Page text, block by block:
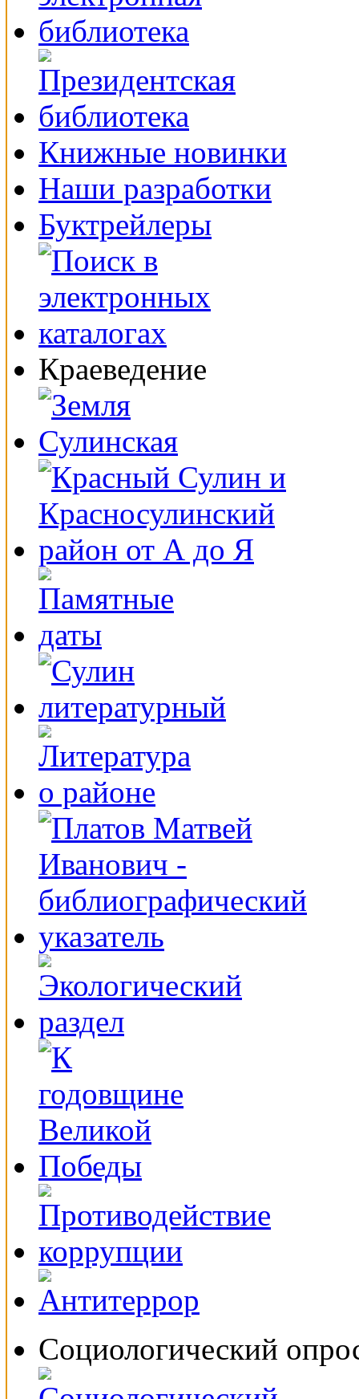
Книжные новинки
Наши разработки
Буктрейлеры
Краеведение
Социологический